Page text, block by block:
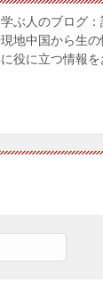
ぶ人のブログ
地中国から生
役に立つ情報を